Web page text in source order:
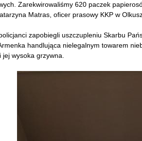
Zarekwirowaliśmy 620 paczek
Matras, oficer prasowy KKP w
zapobiegli uszczupleniu Skarbu
handlująca nielegalnym towarem
wysoka grzywna.